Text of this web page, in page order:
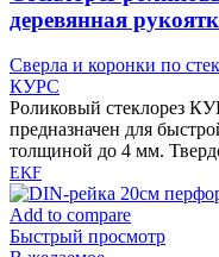
деревянная
Сверла и коронки по
КУРС
Роликовый стеклорез
предназначен для
толщиной до 4 мм.
EKF
Add to compare
Быстрый просмотр